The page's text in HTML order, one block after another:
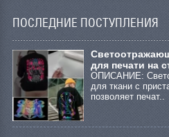
ПОСЛЕДНИЕ ПОСТУПЛЕНИЯ
для печати на
ОПИСАНИЕ:
для ткани с
позволяет печат..